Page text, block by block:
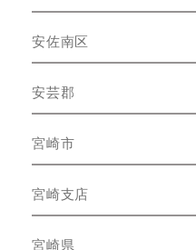
安佐南区
安芸郡
宮崎市
宮崎支店
宮崎県